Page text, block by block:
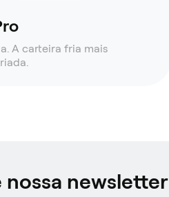
A carteira fria mais
nossa newsletter